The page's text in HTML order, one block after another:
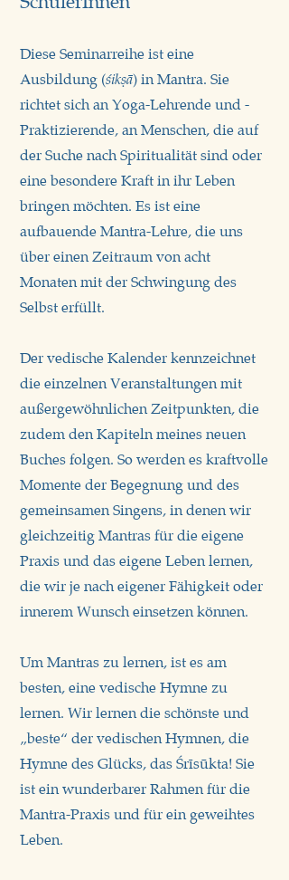
Diese Seminarreihe ist eine
Ausbildung (śikṣā)in Mantra. Sie
richtet sich an Yoga-Lehrende und -
Praktizierende, an Menschen, die auf
der Suche nach Spiritualität sind oder
eine besondere Kraft in ihr Leben
bringen möchten. Es ist eine
aufbauende Mantra-Lehre, die uns
über einen Zeitraum von acht
Monaten mit der Schwingung des
Selbst erfüllt.
Der vedische Kalender kennzeichnet
die einzelnen Veranstaltungen mit
außergewöhnlichen Zeitpunkten, die
zudem den Kapiteln meines neuen
Buches folgen. So werden es kraftvolle
Momente der Begegnung und des
gemeinsamen Singens, in denen wir
gleichzeitig Mantras für die eigene
Praxis und das eigene Leben lernen,
die wir je nach eigener Fähigkeit oder
innerem Wunsch einsetzen können.
Um Mantras zu lernen, ist es am
besten, eine vedische Hymne zu
lernen. Wir lernen die schönste und
„beste“ der vedischen Hymnen, die
Hymne des Glücks, das Śrīsūkta! Sie
ist ein wunderbarer Rahmen für die
Mantra-Praxis und für ein geweihtes
Leben.